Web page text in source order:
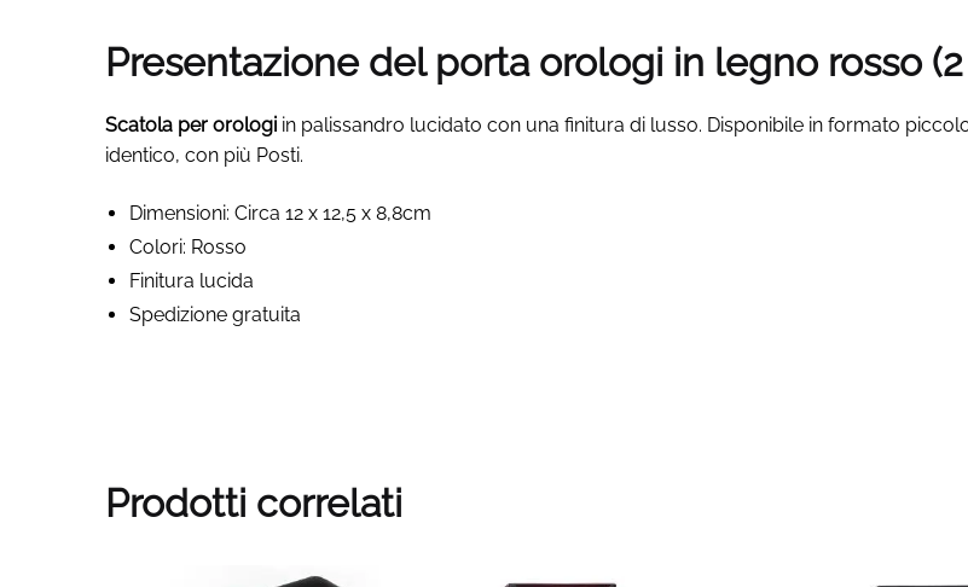
Presentazione del porta orologi in legno rosso (2
Scatola per orologi in palissandro lucidato con una finitura di lusso. Disponibile in formato
identico, con più Posti.
Dimensioni: Circa 12 x 12,5 x 8,8cm
Colori: Rosso
Finitura lucida
Spedizione gratuita
Prodotti correlati